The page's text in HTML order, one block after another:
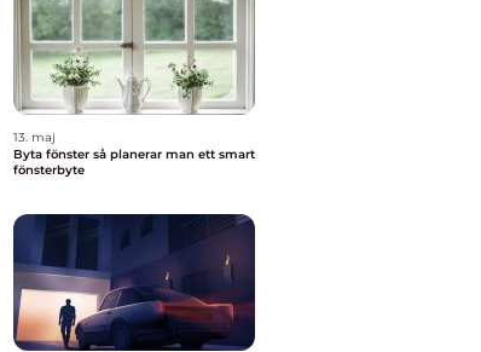
13. maj
Byta fönster så planerar man ett smart
fönsterbyte